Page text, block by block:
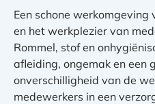
Een schone
en het werkplezier van
Rommel, stof en
afleiding, ongemak en een
onverschilligheid van de
medewerkers in een